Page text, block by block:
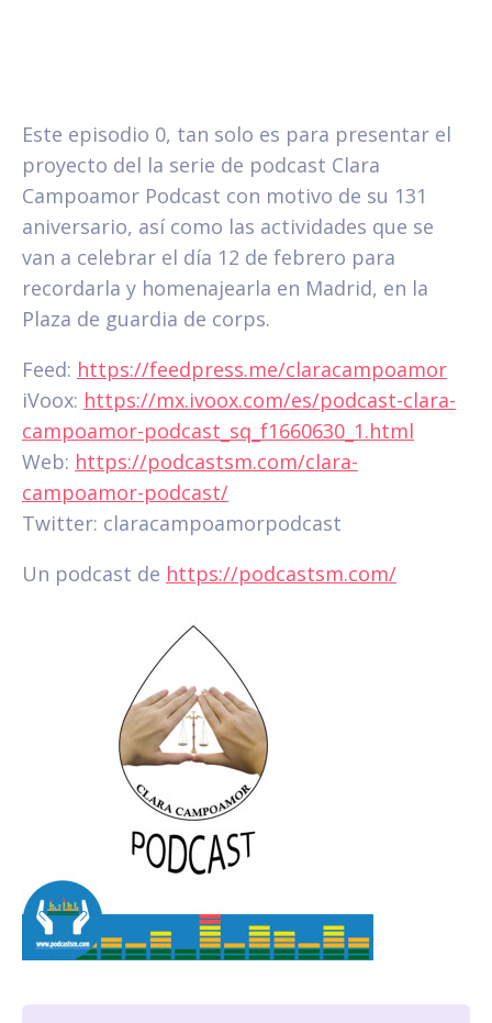
Este episodio 0, tan solo es para presentar el
proyecto del la serie de podcast Clara
Campoamor Podcast con motivo de su 131
aniversario, así como las actividades que se
van a celebrar el día 12 de febrero para
recordarla y homenajearla en Madrid, en la
Plaza de guardia de corps.
Feed: https://feedpress.me/claracampoamor
iVoox: https://mx.ivoox.com/es/podcast-clara-
campoamor-podcast_sq_f1660630_1.html
Web: https://podcastsm.com/clara-
campoamor-podcast/
Twitter: claracampoamorpodcast
Un podcast de https://podcastsm.com/